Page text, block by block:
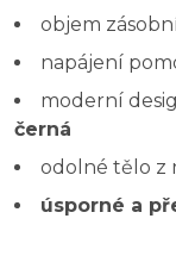
objem
napájení
moderní
černá
odolné tělo z
úsporné a